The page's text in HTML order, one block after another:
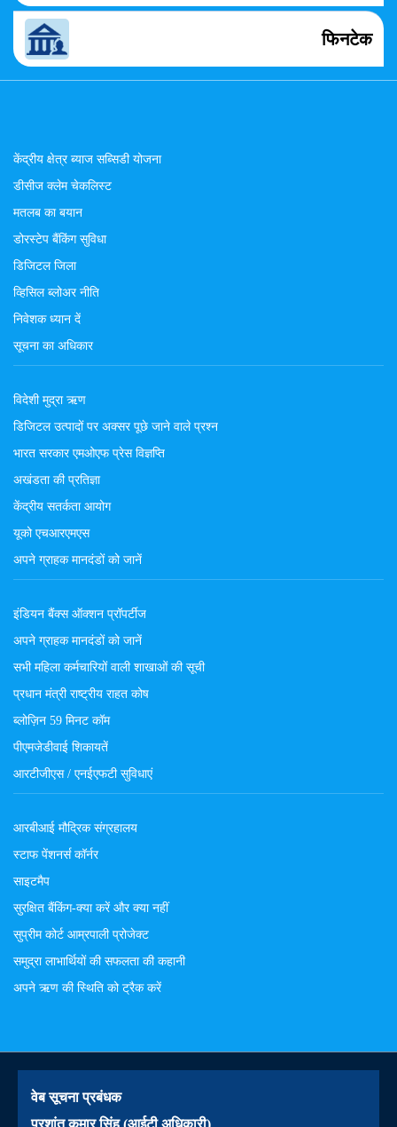
फिनटेक
केंद्रीय क्षेत्र ब्याज सब्सिडी योजना
डीसीज क्लेम चेकलिस्ट
मतलब का बयान
डोरस्टेप बैंकिंग सुविधा
डिजिटल जिला
व्हिसिल ब्लोअर नीति
निवेशक ध्यान दें
सूचना का अधिकार
विदेशी मुद्रा ऋण
डिजिटल उत्पादों पर अक्सर पूछे जाने वाले प्रश्न
भारत सरकार एमओएफ प्रेस विज्ञप्ति
अखंडता की प्रतिज्ञा
केंद्रीय सतर्कता आयोग
यूको एचआरएमएस
अपने ग्राहक मानदंडों को जानें
इंडियन बैंक्स ऑक्शन प्रॉपर्टीज
अपने ग्राहक मानदंडों को जानें
सभी महिला कर्मचारियों वाली शाखाओं की सूची
प्रधान मंत्री राष्ट्रीय राहत कोष
ब्लोज़िन 59 मिनट कॉम
पीएमजेडीवाई शिकायतें
आरटीजीएस / एनईएफटी सुविधाएं
आरबीआई मौद्रिक संग्रहालय
स्टाफ पेंशनर्स कॉर्नर
साइटमैप
सुरक्षित बैंकिंग-क्या करें और क्या नहीं
सुप्रीम कोर्ट आम्रपाली प्रोजेक्ट
समुद्रा लाभार्थियों की सफलता की कहानी
अपने ऋण की स्थिति को ट्रैक करें
वेब सूचना प्रबंधक
प्रशांत कुमार सिंह (आईटी अधिकारी)